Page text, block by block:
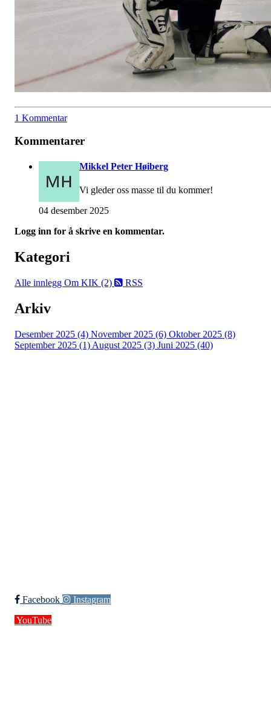
1 Kommentar
Kommentarer
Mikkel Peter Høiberg
Vi gleder oss masse til du kommer!
04 desember 2025
Logg inn for å skrive en kommentar.
Kategori
Alle innlegg Om KIK (2) RSS
Arkiv
Desember 2025 (4) November 2025 (6) Oktober 2025 (8)
September 2025 (1) August 2025 (3) Juni 2025 (40)
Facebook
Instagram
YouTube